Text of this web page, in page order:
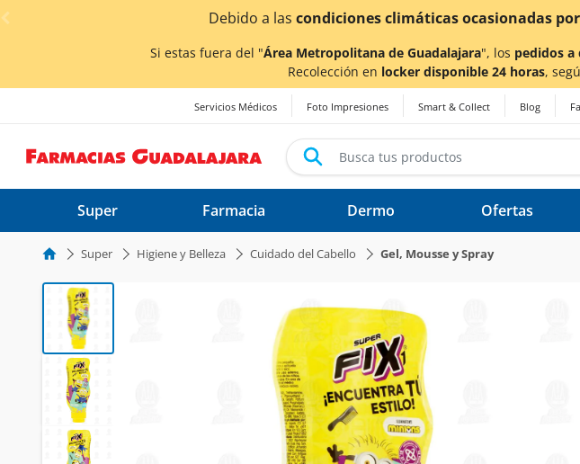
< div class="carousel-inner">
afectados.
Si estas fuera del "Área Metropolitana de Guadalajara", los pedidos
Recolección en locker disponible 24 horas,
Servicios Médicos Foto Impresiones Smart & Collect Blog
Super Farmacia Dermo Ofertas
Super Higiene y Belleza Cuidado del Cabello Gel, Mousse y Spray